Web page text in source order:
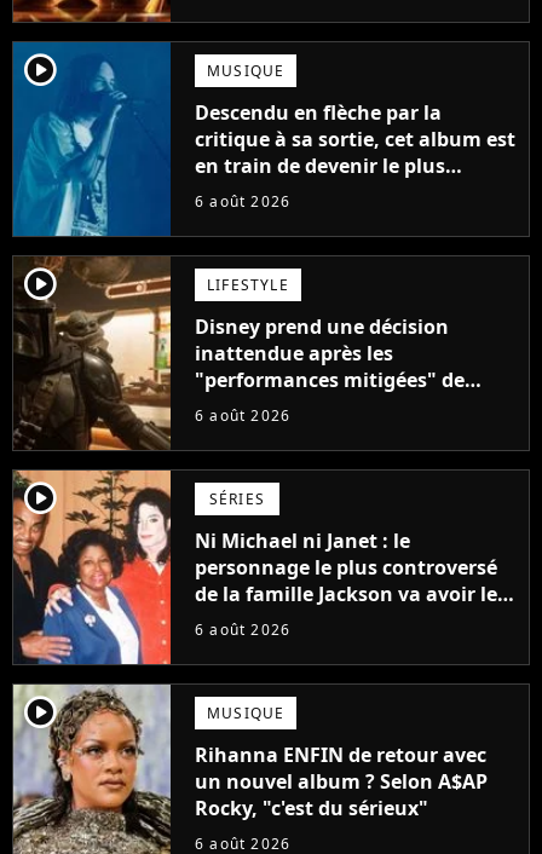
player2 MUSIQUE
Descendu en flèche par la
critique à sa sortie, cet album est
en train de devenir le plus
populaire de son auteur
6 août 2026
player2 LIFESTYLE
Disney prend une décision
inattendue après les
"performances mitigées" de
Vaiana et The Mandalorian &
6 août 2026
player2 SÉRIES
Ni Michael ni Janet : le
personnage le plus controversé
de la famille Jackson va avoir le
droit à sa propre série
6 août 2026
player2 MUSIQUE
Rihanna ENFIN de retour avec
un nouvel album ? Selon A$AP
Rocky, "c'est du sérieux"
6 août 2026